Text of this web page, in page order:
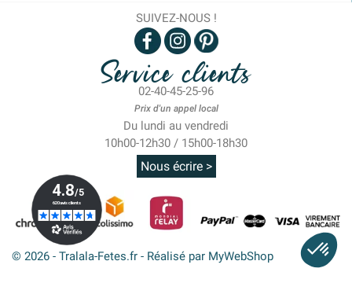
SUIVEZ-NOUS !
Service clients
02-40-45-25-96
Prix d'un appel local
Du lundi au vendredi
10h00-12h30 / 15h00-18h30
Nous écrire >
© 2026 - Tralala-Fetes.fr - Réalisé par MyWebShop